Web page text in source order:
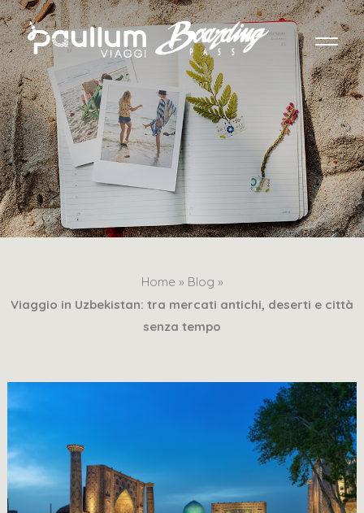
Home » Blog »
Viaggio in Uzbekistan: tra mercati antichi, deserti e città
senza tempo